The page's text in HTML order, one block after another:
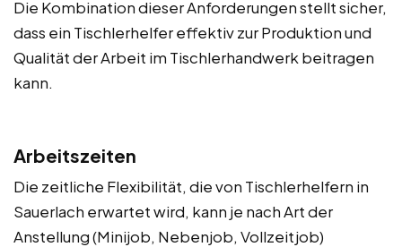
Die Kombination dieser Anforderungen stellt sicher,
dass ein Tischlerhelfer effektiv zur Produktion und
Qualität der Arbeit im Tischlerhandwerk beitragen
kann.
Arbeitszeiten
Die zeitliche Flexibilität, die von Tischlerhelfern in
Sauerlach erwartet wird, kann je nach Art der
Anstellung (Minijob, Nebenjob, Vollzeitjob)